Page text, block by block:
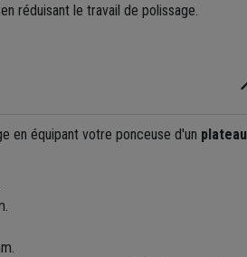
en réduisant le travail de polissage.
en équipant votre ponceuse d'un plateau